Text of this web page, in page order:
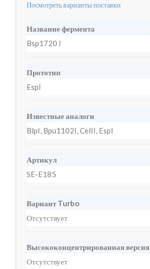
Посмотреть варианты поставки
Название фермента
Bsp1720 I
Прототип
EspI
Известные аналоги
BlpI, Bpu1102I, CelII, EspI
Артикул
SE-E185
Вариант Turbo
Отсутствует
Высококонцентрированная версия
Отсутствует